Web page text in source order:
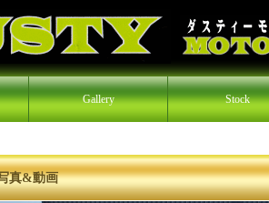
Gallery Stock
真&動画